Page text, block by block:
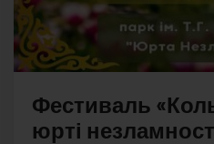
Фестиваль
юрті